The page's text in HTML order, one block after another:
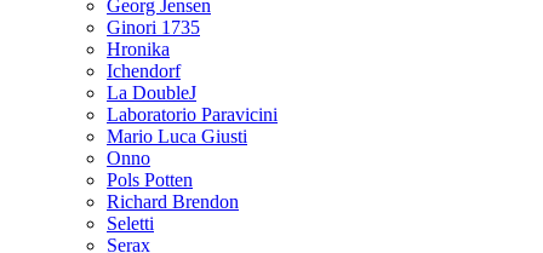
Georg Jensen
Ginori 1735
Hronika
Ichendorf
La DoubleJ
Laboratorio Paravicini
Mario Luca Giusti
Onno
Pols Potten
Richard Brendon
Seletti
Serax